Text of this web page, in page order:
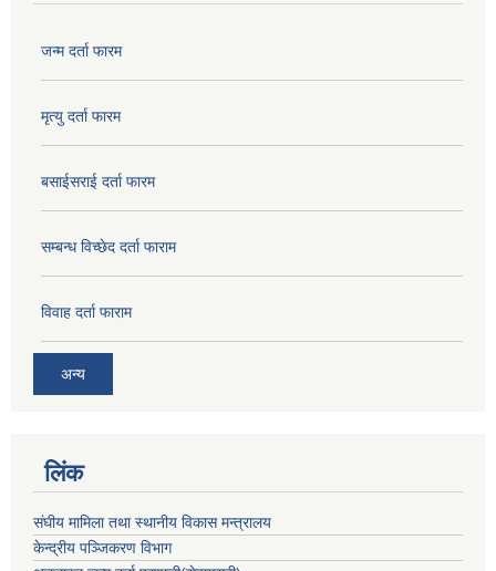
जन्म दर्ता फारम
मृत्यु दर्ता फारम
बसाईसराई दर्ता फारम
सम्बन्ध विच्छेद दर्ता फाराम
विवाह दर्ता फाराम
अन्य
लिंक
संघीय मामिला तथा स्थानीय विकास मन्त्रालय
केन्द्रीय पञ्जिकरण विभाग